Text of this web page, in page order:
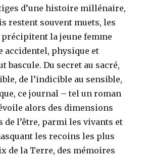
d’une histoire millénaire,
restent souvent muets, les
la jeune femme
accidentel, physique et
bascule. Du secret au sacré,
de l’indicible au sensible,
ce journal – tel un roman
alors des dimensions
de l’être, parmi les vivants et
les recoins les plus
de la Terre, des mémoires